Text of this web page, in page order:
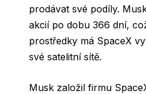
prodávat své podíly.
akcií po dobu 366 dní,
prostředky má SpaceX
své satelitní sítě.
Musk založil firmu